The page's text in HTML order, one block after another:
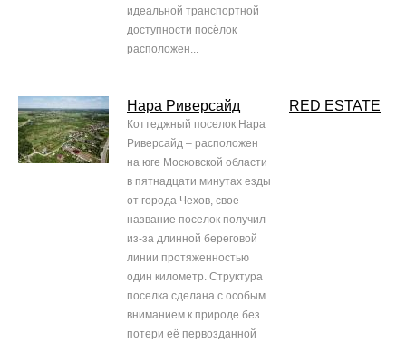
идеальной транспортной
доступности посёлок
расположен...
Нара Риверсайд
Коттеджный поселок Нара
Риверсайд – расположен
на юге Московской области
в пятнадцати минутах езды
от города Чехов, свое
название поселок получил
из-за длинной береговой
линии протяженностью
один километр. Структура
поселка сделана с особым
вниманием к природе без
потери её первозданной
RED ESTATE